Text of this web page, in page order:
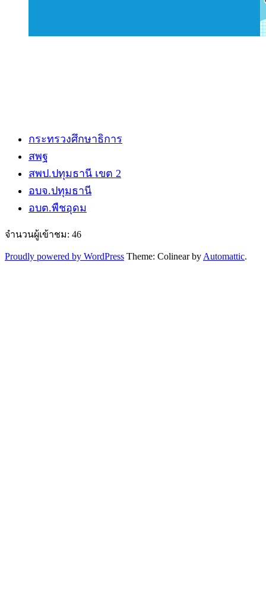
กระทรวงศึกษาธิการ
สพฐ
สพป.ปทุมธานี​ เขต 2
อบจ.ปทุมธานี
อบต.พืชอุดม
จำนวนผู้เข้าชม: 46
Proudly powered by WordPress Theme: Colinear by Automattic.